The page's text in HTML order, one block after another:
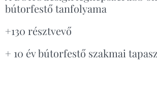
bútorfestő tanfolyama
+130 résztvevő
+ 10 év bútorfestő szakmai